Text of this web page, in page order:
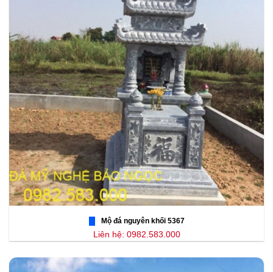
Mộ đá nguyên khối 5367
Liên hệ: 0982.583.000